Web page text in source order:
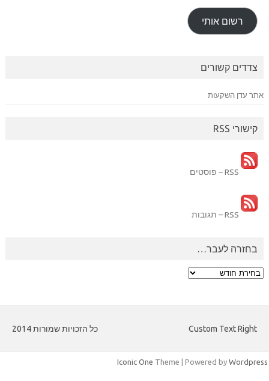
רשום אותי
צדדים קשורים
אתר עדן השקעות
קישורי RSS
RSS – פוסטים
RSS – תגובות
בחזרה לעבר…
בחזרה
כל הזכויות שמורות 2014 Custom Text Right
Iconic One Theme | Powered by